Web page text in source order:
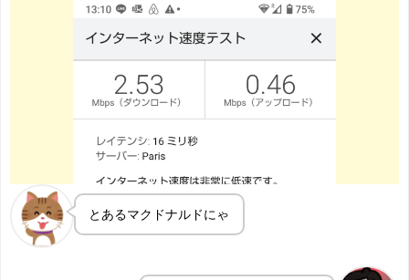
とあるマクドナルドにゃ